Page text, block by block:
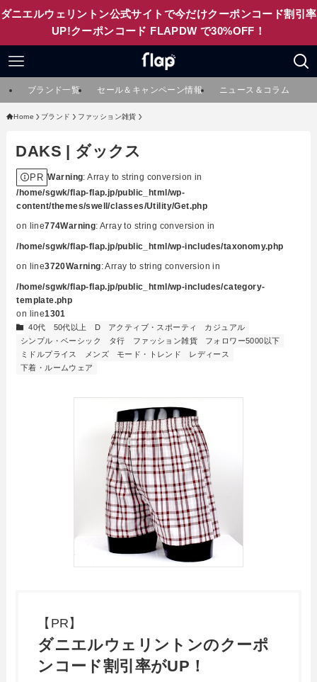
ダニエルウェリントン公式サイトで今だけクーポンコード割引率
UP!クーポンコード FLAPDW で30%OFF！
ブランド一覧 セール＆キャンペーン情報 ニュース＆コラム
Home ブランド ファッション雑貨
DAKS | ダックス
PR Warning: Array to string conversion in
/home/sgwk/flap-flap.jp/public_html/wp-
content/themes/swell/classes/Utility/Get.php
on line774Warning: Array to string conversion in
/home/sgwk/flap-flap.jp/public_html/wp-includes/taxonomy.php
on line3720Warning: Array to string conversion in
/home/sgwk/flap-flap.jp/public_html/wp-includes/category-
template.php
on line1301
40代 50代以上 D アクティブ・スポーティ
カジュアル
シンプル・ベーシック
タ行 ファッション雑貨
フォロワー5000以下
ミドルプライス
メンズ モード・トレンド
レディース
下着・ルームウェア
【PR】
ダニエルウェリントンのクーポ
ンコード割引率がUP！